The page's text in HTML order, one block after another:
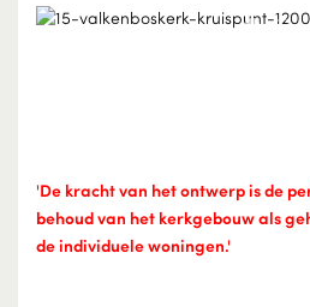
'De kracht van het ontwerp is de
behoud van het kerkgebouw als
de individuele woningen.'